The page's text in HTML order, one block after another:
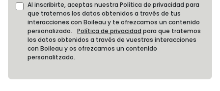
Al inscribirte, aceptas nuestra Política de privacidad para
que tratemos los datos obtenidos a través de tus
interacciones con Boileau y te ofrezcamos un contenido
personalizado. Política de privacidad para que tratemos
los datos obtenidos a través de vuestras interacciones
con Boileau y os ofrezcamos un contenido
personalitzado.